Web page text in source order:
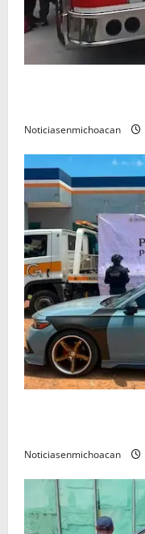
Noticiasenmichoacan
Noticiasenmichoacan